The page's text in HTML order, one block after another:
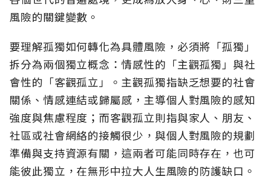
風險的關鍵變數。
要理解孤獨如何轉化為具體風險，必須將「孤獨」
拆分為兩個獨立概念：情感性的「主觀孤獨」與社
會性的「客觀孤立」。主觀孤獨指缺乏想要的社會
關係、情感連結或歸屬感，主導個人對風險的感知
強度與焦慮程度；而客觀孤立則指與家人、朋友、
社區或社會網絡的接觸很少，與個人對風險的規劃
準備與支持資源有關，這兩者可能同時存在，也可
能彼此獨立，在無形中拉大人生風險的防護缺口。